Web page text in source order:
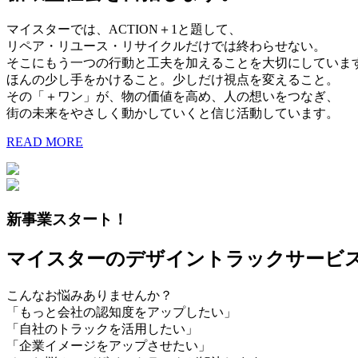
マイスターでは、ACTION＋1と題して、
リペア・リユース・リサイクルだけでは終わらせない。
そこにもう一つの行動と工夫を加えることを大切にしていま
ほんの少し手をかけること。少しだけ視点を変えること。
その「＋ワン」が、物の価値を高め、人の想いをつなぎ、
街の未来をやさしく動かしていくと信じ活動しています。
READ MORE
新事業スタート！
マイスターのデザイントラックサービ
こんなお悩みありませんか？
「もっと会社の認知度をアップしたい」
「自社のトラックを活用したい」
「企業イメージをアップさせたい」